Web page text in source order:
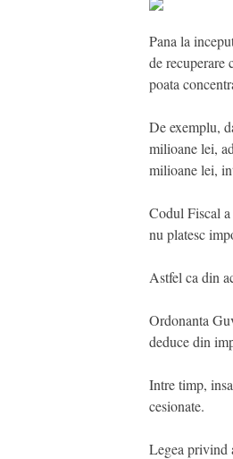
Pana la
de recuperare
poata
De exemplu,
milioane lei,
milioane lei,
Codul Fiscal
nu platesc
Astfel ca din
Ordonanta
deduce din
Intre timp,
cesionate.
Legea privind